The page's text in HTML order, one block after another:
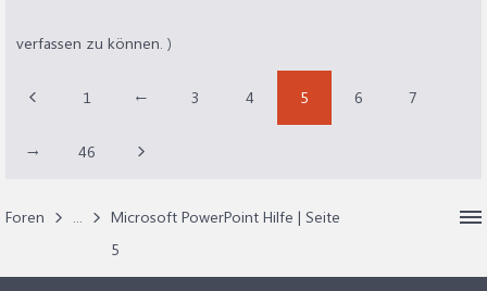
verfassen zu können. )
1 ← 3 4 5 6 7
→ 46
Foren ...
Microsoft PowerPoint Hilfe | Seite
5